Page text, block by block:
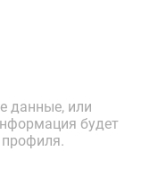
данные, или
будет
профиля.